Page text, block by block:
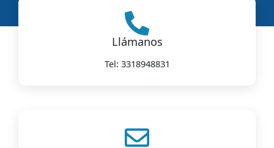
Llámanos
Tel: 3318948831